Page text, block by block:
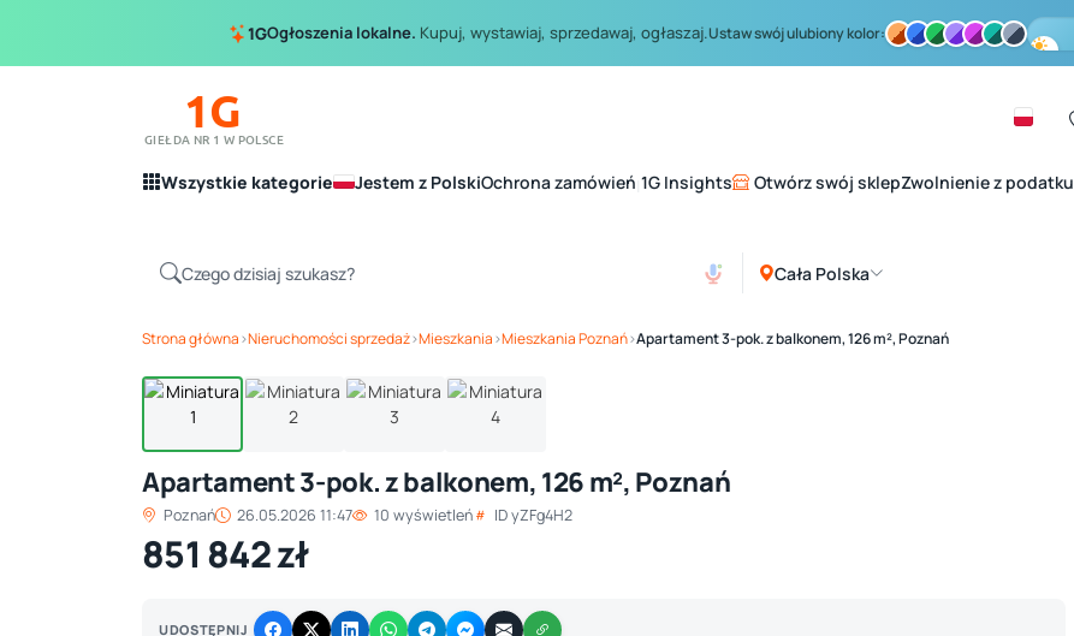
1GOgłoszenia lokalne. Kupuj, wystawiaj, sprzedawaj, ogłaszaj.Ustaw swój ulubiony kolor:
1G
GIEŁDA NR 1 W POLSCE
Wszystkie kategorie Jestem z PolskiOchrona zamówień 1G Insights Otwórz swój sklepZwolnienie z podatku
Cała Polska
Strona główna›Nieruchomości sprzedaż›Mieszkania›Mieszkania Poznań›Apartament 3-pok. z balkonem, 126 m², Poznań
1/ 4
Apartament 3-pok. z balkonem, 126 m², Poznań
Poznań 26.05.2026 11:47 10 wyświetleń ID yZFg4H2
851 842 zł
UDOSTĘPNIJ